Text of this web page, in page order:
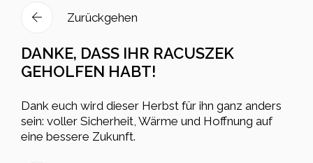
Zurückgehen
DANKE, DASS IHR RACUSZEK
GEHOLFEN HABT!
Dank euch wird dieser Herbst für ihn ganz anders
sein: voller Sicherheit, Wärme und Hoffnung auf
eine bessere Zukunft.